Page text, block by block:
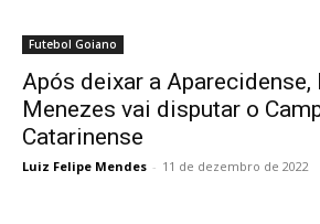
Futebol Goiano
Após deixar a Aparecidense,
Menezes vai disputar o
Catarinense
Luiz Felipe Mendes - 11 de dezembro de 2022